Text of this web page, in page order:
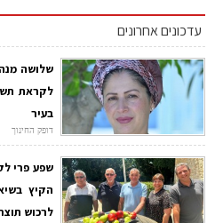
עדכונים אחרונים
שלושה
לקראת
בעיר
דופק החינוך
שפע פרי
הקיץ
לרכוש